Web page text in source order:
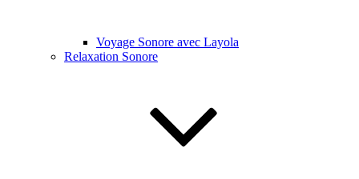
Voyage Sonore avec Layola
Relaxation Sonore